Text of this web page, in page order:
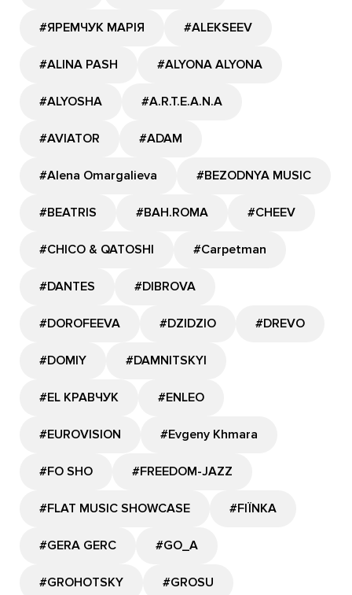
#ЯРЕМЧУК МАРІЯ #ALEKSEEV
#ALINA PASH #ALYONA ALYONA
#ALYOSHA #A.R.T.E.A.N.A
#AVIATOR #ADAM
#Alena Omargalieva #BEZODNYA MUSIC
#BEATRIS #BAH.ROMA #CHEEV
#CHICO & QATOSHI #Carpetman
#DANTES #DIBROVA
#DOROFEEVA #DZIDZIO #DREVO
#DOMIY #DAMNITSKYI
#EL КРАВЧУК #ENLEO
#EUROVISION #Evgeny Khmara
#FO SHO #FREEDOM-JAZZ
#FLAT MUSIC SHOWCASE #FIЇNKA
#GERA GERC #GО_A
#GROHOTSKY #GROSU